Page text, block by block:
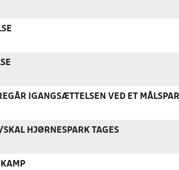
IGANGSÆTTELSEN VED ET
SKAL HJØRNESPARK TAGES